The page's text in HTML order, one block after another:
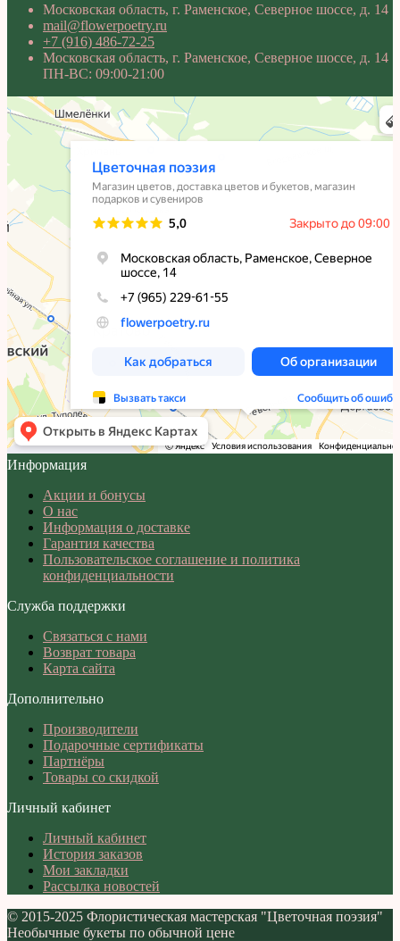
Московская область, г. Раменское, Северное шоссе, д. 14
mail@flowerpoetry.ru
+7 (916) 486-72-25
Московская область, г. Раменское, Северное шоссе, д. 14
ПН-ВС: 09:00-21:00
Информация
Акции и бонусы
О нас
Информация о доставке
Гарантия качества
Пользовательское соглашение и политика
конфиденциальности
Служба поддержки
Связаться с нами
Возврат товара
Карта сайта
Дополнительно
Производители
Подарочные сертификаты
Партнёры
Товары со скидкой
Личный кабинет
Личный кабинет
История заказов
Мои закладки
Рассылка новостей
© 2015-2025 Флористическая мастерская "Цветочная поэзия"
Необычные букеты по обычной цене